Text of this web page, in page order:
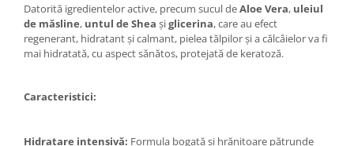
Datorită igredientelor active, precum sucul deAloe Vera, uleiul
de măsline, untul de Shea șiglicerina, care au efect
regenerant, hidratant și calmant, pielea tălpilor și a călcâielor va fi
mai hidratată, cu aspect sănătos, protejată de keratoză.
Caracteristici:
Hidratare intensivă: Formula bogată și hrănitoare pătrunde